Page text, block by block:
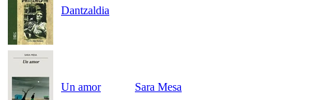
Dantzaldia
Un amor Sara Mesa